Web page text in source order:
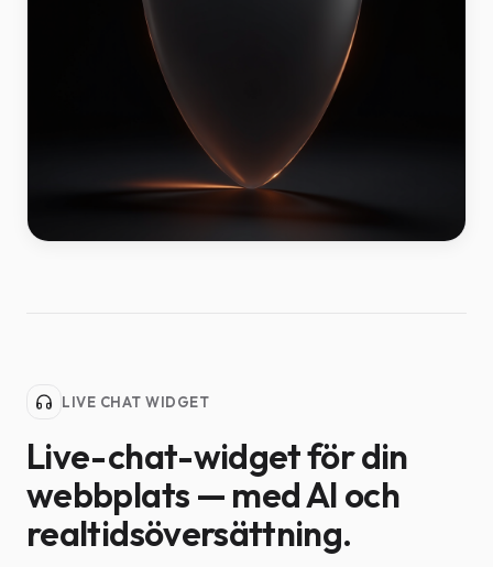
LIVE CHAT WIDGET
Live-chat-widget för din
webbplats — med AI och
realtidsöversättning.